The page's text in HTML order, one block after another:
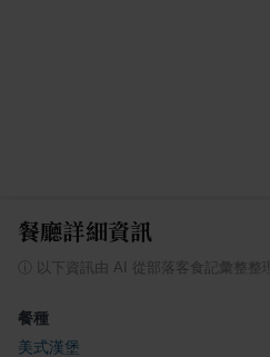
餐廳詳細資訊
以下資訊由 AI 從部落客食記彙整整理
餐種
美式漢堡